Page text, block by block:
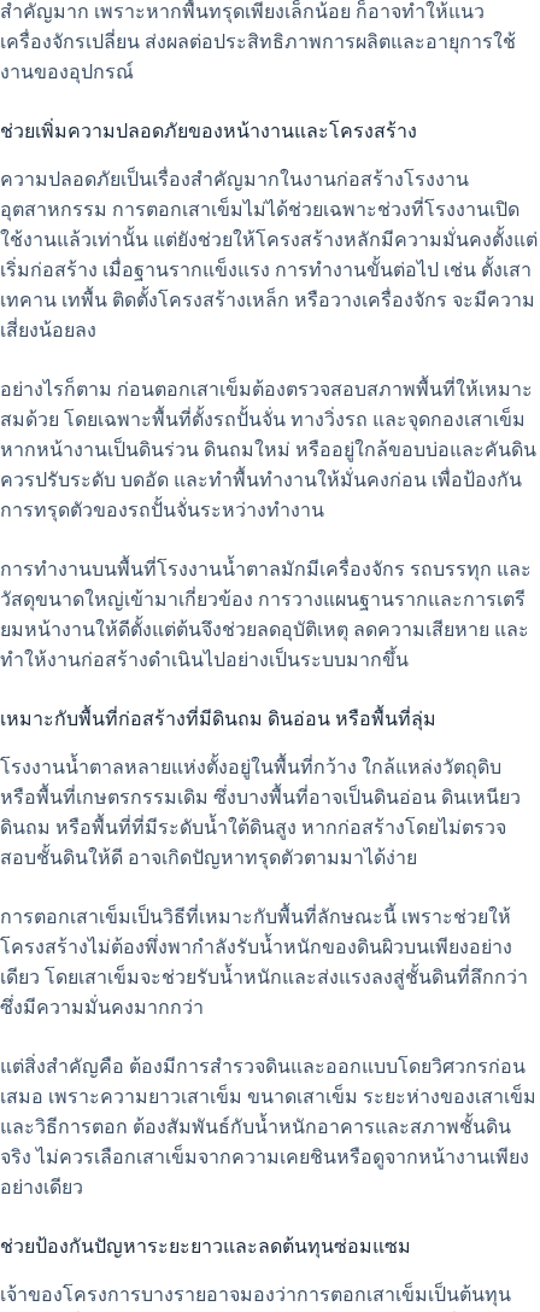
สำคัญมาก เพราะหากพื้นทรุดเพียงเล็กน้อย ก็อาจทำให้แนว
เครื่องจักรเปลี่ยน ส่งผลต่อประสิทธิภาพการผลิตและอายุการใช้
งานของอุปกรณ์
ช่วยเพิ่มความปลอดภัยของหน้างานและโครงสร้าง
ความปลอดภัยเป็นเรื่องสำคัญมากในงานก่อสร้างโรงงาน
อุตสาหกรรม การตอกเสาเข็มไม่ได้ช่วยเฉพาะช่วงที่โรงงานเปิด
ใช้งานแล้วเท่านั้น แต่ยังช่วยให้โครงสร้างหลักมีความมั่นคงตั้งแต่
เริ่มก่อสร้าง เมื่อฐานรากแข็งแรง การทำงานขั้นต่อไป เช่น ตั้งเสา
เทคาน เทพื้น ติดตั้งโครงสร้างเหล็ก หรือวางเครื่องจักร จะมีความ
เสี่ยงน้อยลง
อย่างไรก็ตาม ก่อนตอกเสาเข็มต้องตรวจสอบสภาพพื้นที่ให้เหมาะ
สมด้วย โดยเฉพาะพื้นที่ตั้งรถปั้นจั่น ทางวิ่งรถ และจุดกองเสาเข็ม
หากหน้างานเป็นดินร่วน ดินถมใหม่ หรืออยู่ใกล้ขอบบ่อและคันดิน
ควรปรับระดับ บดอัด และทำพื้นทำงานให้มั่นคงก่อน เพื่อป้องกัน
การทรุดตัวของรถปั้นจั่นระหว่างทำงาน
การทำงานบนพื้นที่โรงงานน้ำตาลมักมีเครื่องจักร รถบรรทุก และ
วัสดุขนาดใหญ่เข้ามาเกี่ยวข้อง การวางแผนฐานรากและการเตรี
ยมหน้างานให้ดีตั้งแต่ต้นจึงช่วยลดอุบัติเหตุ ลดความเสียหาย และ
ทำให้งานก่อสร้างดำเนินไปอย่างเป็นระบบมากขึ้น
เหมาะกับพื้นที่ก่อสร้างที่มีดินถม ดินอ่อน หรือพื้นที่ลุ่ม
โรงงานน้ำตาลหลายแห่งตั้งอยู่ในพื้นที่กว้าง ใกล้แหล่งวัตถุดิบ
หรือพื้นที่เกษตรกรรมเดิม ซึ่งบางพื้นที่อาจเป็นดินอ่อน ดินเหนียว
ดินถม หรือพื้นที่ที่มีระดับน้ำใต้ดินสูง หากก่อสร้างโดยไม่ตรวจ
สอบชั้นดินให้ดี อาจเกิดปัญหาทรุดตัวตามมาได้ง่าย
การตอกเสาเข็มเป็นวิธีที่เหมาะกับพื้นที่ลักษณะนี้ เพราะช่วยให้
โครงสร้างไม่ต้องพึ่งพากำลังรับน้ำหนักของดินผิวบนเพียงอย่าง
เดียว โดยเสาเข็มจะช่วยรับน้ำหนักและส่งแรงลงสู่ชั้นดินที่ลึกกว่า
ซึ่งมีความมั่นคงมากกว่า
แต่สิ่งสำคัญคือ ต้องมีการสำรวจดินและออกแบบโดยวิศวกรก่อน
เสมอ เพราะความยาวเสาเข็ม ขนาดเสาเข็ม ระยะห่างของเสาเข็ม
และวิธีการตอก ต้องสัมพันธ์กับน้ำหนักอาคารและสภาพชั้นดิน
จริง ไม่ควรเลือกเสาเข็มจากความเคยชินหรือดูจากหน้างานเพียง
อย่างเดียว
ช่วยป้องกันปัญหาระยะยาวและลดต้นทุนซ่อมแซม
เจ้าของโครงการบางรายอาจมองว่าการตอกเสาเข็มเป็นต้นทุน